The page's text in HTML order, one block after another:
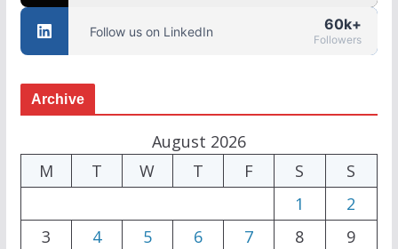
Follow us on LinkedIn 60k+
Followers
Archive
August 2026
M
T W T F S
S
1
2
3
4 5 6 7 8
9